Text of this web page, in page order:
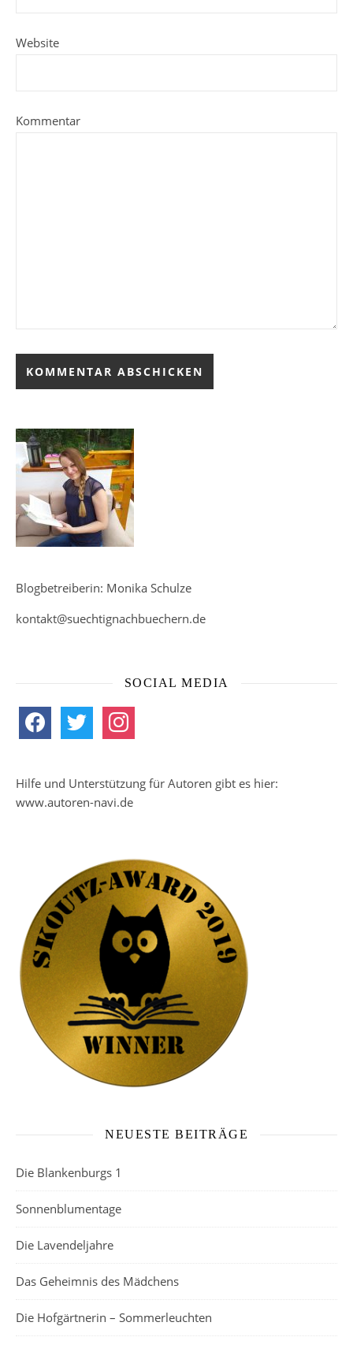
Website
Kommentar
Blogbetreiberin: Monika Schulze
kontakt@suechtignachbuechern.de
SOCIAL MEDIA
facebook twitter instagram
Hilfe und Unterstützung für Autoren gibt es hier:
www.autoren-navi.de
NEUESTE BEITRÄGE
Die Blankenburgs 1
Sonnenblumentage
Die Lavendeljahre
Das Geheimnis des Mädchens
Die Hofgärtnerin – Sommerleuchten